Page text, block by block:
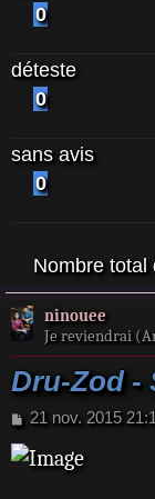
0
déteste
0
sans avis
0
Nombre total
ninouee
Je reviendrai
Dru-Zod -
M
s
21 nov. 2015